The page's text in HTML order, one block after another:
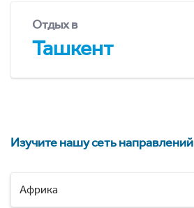
Отдых в
Ташкент
Изучите нашу сеть направлений
Африка